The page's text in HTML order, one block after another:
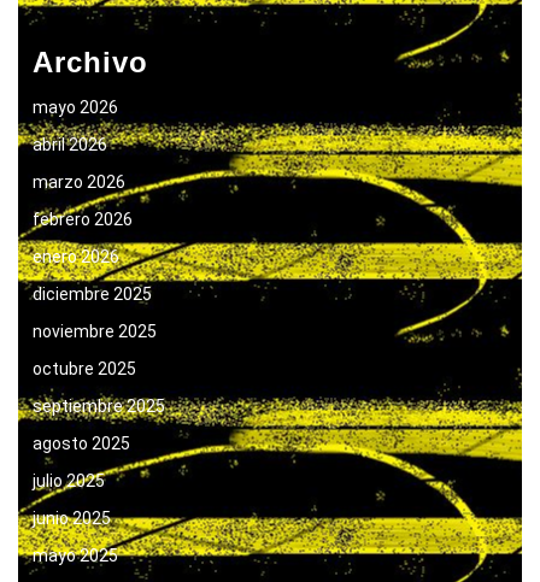
Archivo
mayo 2026
abril 2026
marzo 2026
febrero 2026
enero 2026
diciembre 2025
noviembre 2025
octubre 2025
septiembre 2025
agosto 2025
julio 2025
junio 2025
mayo 2025